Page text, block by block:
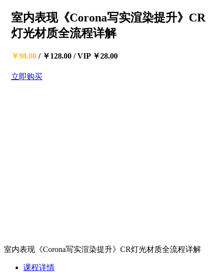
室内表现《Corona写实渲染提升》CR
灯光材质全流程详解
￥98.00 / ￥128.00 /VIP ￥28.00
立即购买
室内表现《Corona写实渲染提升》CR灯光材质全流程详解
课程详情